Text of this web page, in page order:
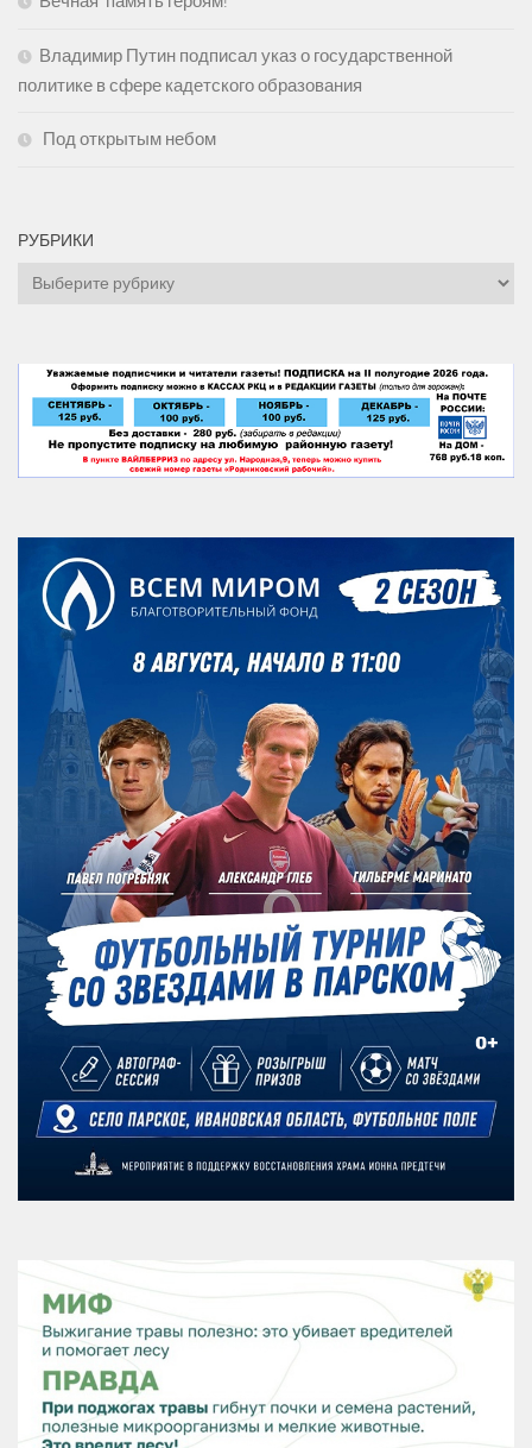
Владимир Путин подписал указ о государственной
политике в сфере кадетского образования
Под открытым небом
РУБРИКИ
Рубрики